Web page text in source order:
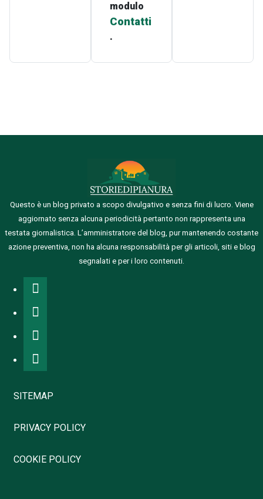
modulo
Contatti
.
Questo è un blog privato a scopo divulgativo e senza fini di lucro. Viene
aggiornato senza alcuna periodicità pertanto non rappresenta una
testata giornalistica. L’amministratore del blog, pur mantenendo costante
azione preventiva, non ha alcuna responsabilità per gli articoli, siti e blog
segnalati e per i loro contenuti.
SITEMAP
PRIVACY POLICY
COOKIE POLICY